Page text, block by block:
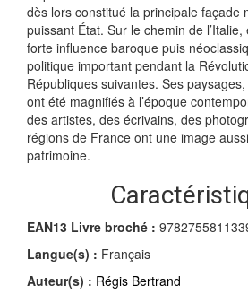
dès lors constitué la principale façade
puissant État. Sur le chemin de l’Italie,
forte influence baroque puis
politique important pendant la
Républiques suivantes. Ses
ont été magnifiés à l’époque
des artistes, des écrivains, des
régions de France ont une image
patrimoine.
EAN13 Livre broché :
Langue(s) : Français
Auteur(s) : Régis Bertrand